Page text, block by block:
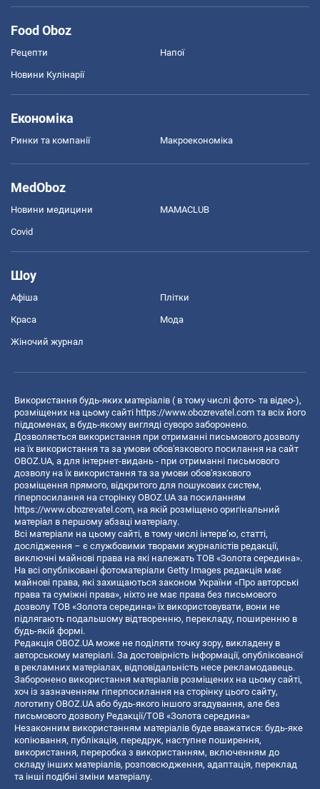
Food Oboz
Рецепти Напої
Новини Кулінарії
Економіка
Ринки та компанії Макроекономіка
MedOboz
Новини медицини MAMACLUB
Covid
Шоу
Афіша Плітки
Краса Мода
Жіночий журнал
Використання будь-яких матеріалів ( в тому числі фото- та відео-),
розміщених на цьому сайті https://www.obozrevatel.com та всіх його
піддоменах, в будь-якому вигляді суворо заборонено.
Дозволяється використання при отриманні письмового дозволу
на їх використання та за умови обов'язкового посилання на сайт
OBOZ.UA, а для інтернет-видань - при отриманні письмового
дозволу на їх використання та за умови обов'язкового
розміщення прямого, відкритого для пошукових систем,
гіперпосилання на сторінку OBOZ.UA за посиланням
https://www.obozrevatel.com, на якій розміщено оригінальний
матеріал в першому абзаці матеріалу.
Всі матеріали на цьому сайті, в тому числі інтерв’ю, статті,
дослідження – є службовими творами журналістів редакції,
виключні майнові права на які належать ТОВ «Золота середина».
На всі опубліковані фотоматеріали Getty Images редакція має
майнові права, які захищаються законом України «Про авторські
права та суміжні права», ніхто не має права без письмового
дозволу ТОВ «Золота середина» їх використовувати, вони не
підлягають подальшому відтворенню, перекладу, поширенню в
будь-якій формі.
Редакція OBOZ.UA може не поділяти точку зору, викладену в
авторському матеріалі. За достовірність інформації, опублікованої
в рекламних матеріалах, відповідальність несе рекламодавець.
Заборонено використання матеріалів розміщених на цьому сайті,
хоч із зазначенням гіперпосилання на сторінку цього сайту,
логотипу OBOZ.UA або будь-якого іншого згадування, але без
письмового дозволу Редакції/ТОВ «Золота середина»
Незаконним використанням матеріалів буде вважатися: будь-яке
копiювання, публiкацiя, передрук, наступне поширення,
використання, переробка з використанням, включенням до
складу інших матеріалів, розповсюдження, адаптація, переклад
та інші подібні зміни матеріалу.